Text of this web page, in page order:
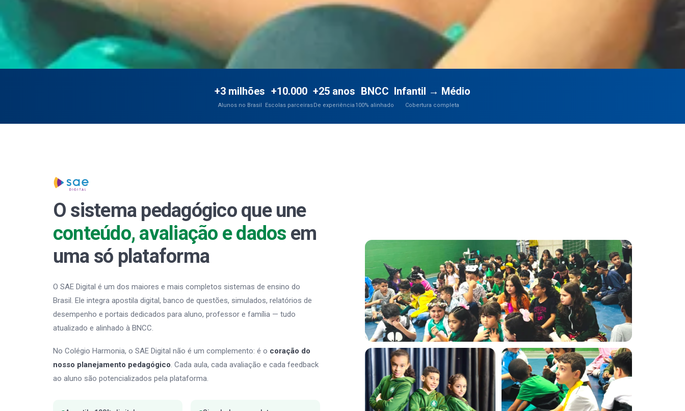
+3 milhões
Alunos no Brasil
+10.000
Escolas parceiras
+25 anos
De experiência
BNCC
100% alinhado
Infantil → Médio
Cobertura completa
O sistema pedagógico que une
conteúdo, avaliação e dados em
uma só plataforma
O SAE Digital é um dos maiores e mais completos sistemas de ensino do
Brasil. Ele integra apostila digital, banco de questões, simulados, relatórios de
desempenho e portais dedicados para aluno, professor e família — tudo
atualizado e alinhado à BNCC.
No Colégio Harmonia, o SAE Digital não é um complemento: é o coração do
nosso planejamento pedagógico. Cada aula, cada avaliação e cada feedback
ao aluno são potencializados pela plataforma.